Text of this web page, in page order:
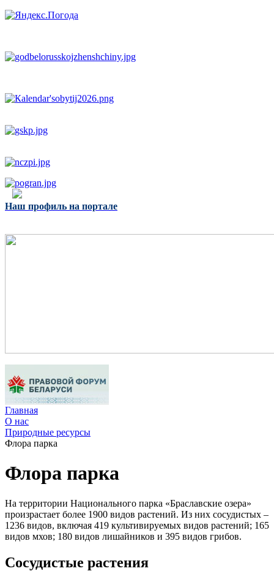
Наш профиль на портале
Главная
О нас
Природные ресурсы
Флора парка
Флора парка
На территории Национального парка «Браславские озера»
произрастает более 1900 видов растений. Из них сосудистых –
1236 видов, включая 419 культивируемых видов растений; 165
видов мхов; 180 видов лишайников и 395 видов грибов.
Сосудистые растения